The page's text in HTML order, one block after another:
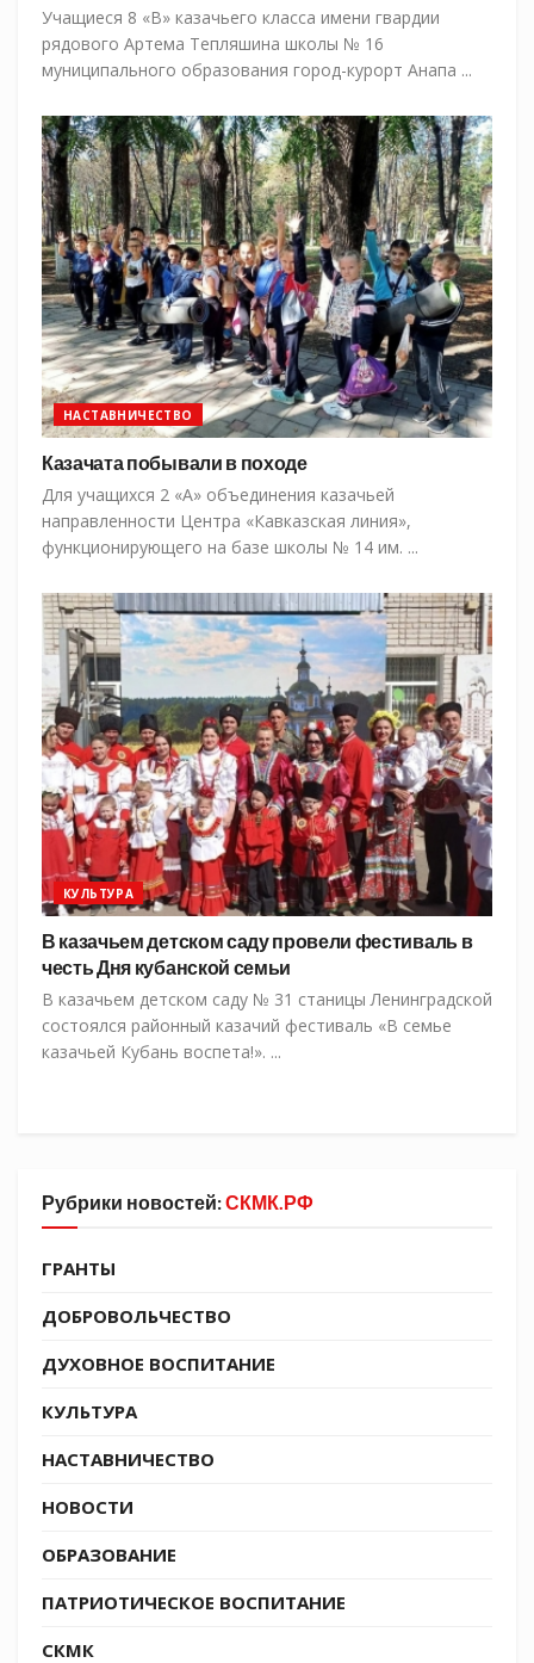
Учащиеся 8 «В» казачьего класса имени гвардии
рядового Артема Тепляшина школы № 16
муниципального образования город-курорт Анапа ...
НАСТАВНИЧЕСТВО
Казачата побывали в походе
Для учащихся 2 «А» объединения казачьей
направленности Центра «Кавказская линия»,
функционирующего на базе школы № 14 им. ...
КУЛЬТУРА
В казачьем детском саду провели фестиваль в
честь Дня кубанской семьи
В казачьем детском саду № 31 станицы Ленинградской
состоялся районный казачий фестиваль «В семье
казачьей Кубань воспета!». ...
Рубрики новостей:СКМК.РФ
ГРАНТЫ
ДОБРОВОЛЬЧЕСТВО
ДУХОВНОЕ ВОСПИТАНИЕ
КУЛЬТУРА
НАСТАВНИЧЕСТВО
НОВОСТИ
ОБРАЗОВАНИЕ
ПАТРИОТИЧЕСКОЕ ВОСПИТАНИЕ
СКМК